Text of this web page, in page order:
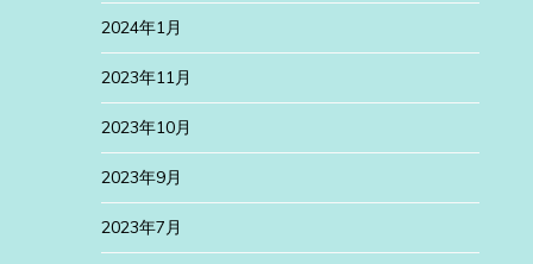
2024年1月
2023年11月
2023年10月
2023年9月
2023年7月